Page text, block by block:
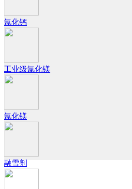
氯化钙
工业级氯化镁
氯化镁
融雪剂